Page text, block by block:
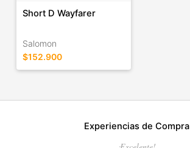
Short D Wayfarer
Salomon
$152.900
Experiencias de Compra